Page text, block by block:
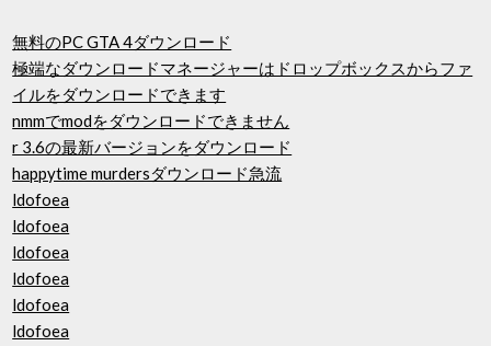
無料のPC GTA 4ダウンロード
極端なダウンロードマネージャーはドロップボックスからファ
イルをダウンロードできます
nmmでmodをダウンロードできません
r 3.6の最新バージョンをダウンロード
happytime murdersダウンロード急流
ldofoea
ldofoea
ldofoea
ldofoea
ldofoea
ldofoea